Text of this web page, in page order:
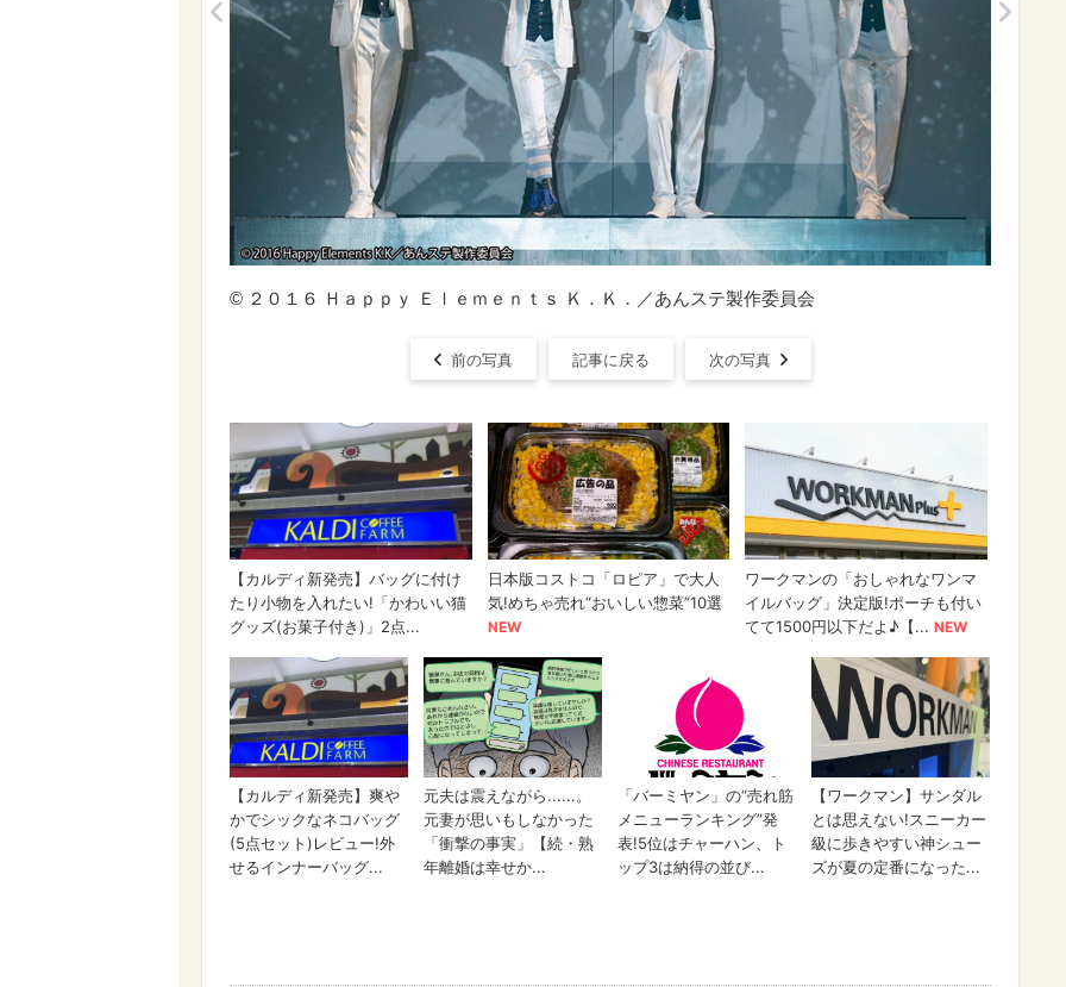
© ２０１６ Ｈａｐｐｙ Ｅｌｅｍｅｎｔｓ Ｋ．Ｋ．／あんステ製作委員会
前の写真 記事に戻る 次の写真